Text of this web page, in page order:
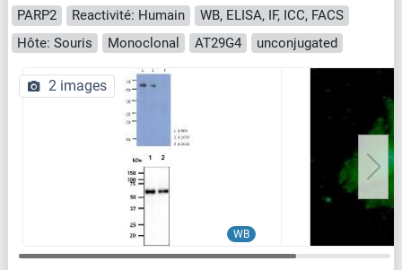
PARP2 Reactivité: Humain
WB, ELISA, IF, ICC, FACS
Hôte: Souris
Monoclonal AT29G4 unconjugated
WB
2 images